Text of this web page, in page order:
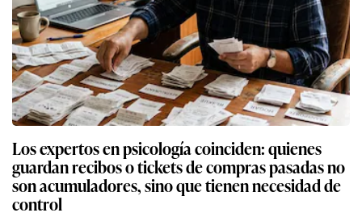
Los expertos en psicología coinciden: quienes
guardan recibos o tickets de compras pasadas no
son acumuladores, sino que tienen necesidad de
control